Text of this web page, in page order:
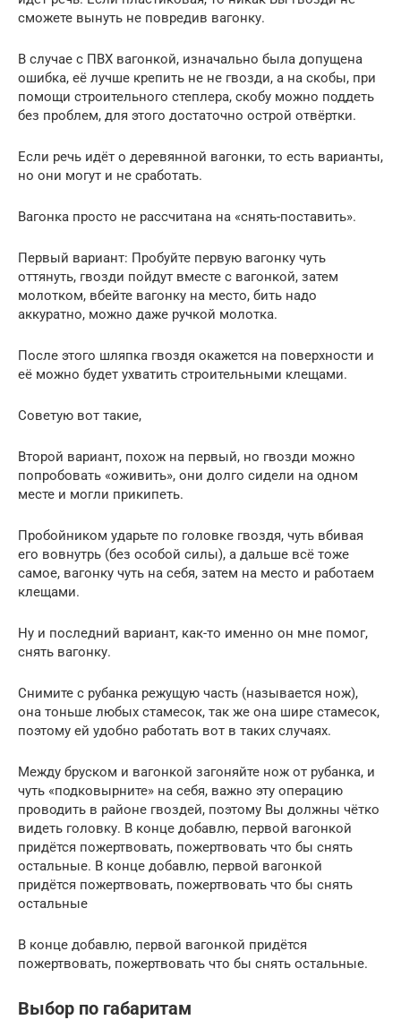
сможете вынуть не повредив вагонку.
В случае с ПВХ вагонкой, изначально была допущена
ошибка, её лучше крепить не не гвозди, а на скобы, при
помощи строительного степлера, скобу можно поддеть
без проблем, для этого достаточно острой отвёртки.
Если речь идёт о деревянной вагонки, то есть варианты,
но они могут и не сработать.
Вагонка просто не рассчитана на «снять-поставить».
Первый вариант: Пробуйте первую вагонку чуть
оттянуть, гвозди пойдут вместе с вагонкой, затем
молотком, вбейте вагонку на место, бить надо
аккуратно, можно даже ручкой молотка.
После этого шляпка гвоздя окажется на поверхности и
её можно будет ухватить строительными клещами.
Советую вот такие,
Второй вариант, похож на первый, но гвозди можно
попробовать «оживить», они долго сидели на одном
месте и могли прикипеть.
Пробойником ударьте по головке гвоздя, чуть вбивая
его вовнутрь (без особой силы), а дальше всё тоже
самое, вагонку чуть на себя, затем на место и работаем
клещами.
Ну и последний вариант, как-то именно он мне помог,
снять вагонку.
Снимите с рубанка режущую часть (называется нож),
она тоньше любых стамесок, так же она шире стамесок,
поэтому ей удобно работать вот в таких случаях.
Между бруском и вагонкой загоняйте нож от рубанка, и
чуть «подковырните» на себя, важно эту операцию
проводить в районе гвоздей, поэтому Вы должны чётко
видеть головку. В конце добавлю, первой вагонкой
придётся пожертвовать, пожертвовать что бы снять
остальные. В конце добавлю, первой вагонкой
придётся пожертвовать, пожертвовать что бы снять
остальные
В конце добавлю, первой вагонкой придётся
пожертвовать, пожертвовать что бы снять остальные.
Выбор по габаритам